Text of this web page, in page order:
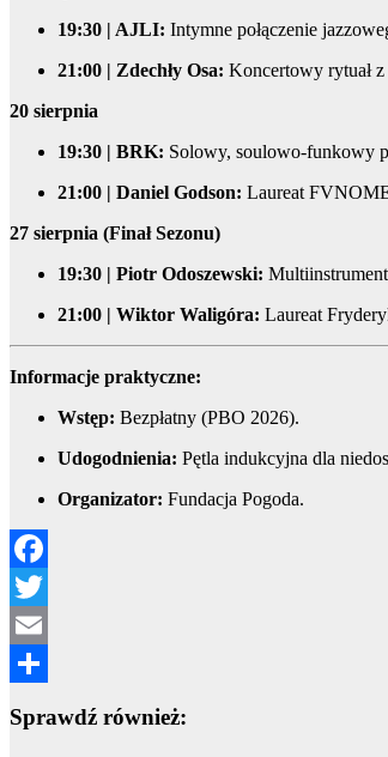
19:30 | AJLI: Intymne połączenie
21:00 | Zdechły Osa: Koncertowy rytuał
20 sierpnia
19:30 | BRK: Solowy, soulowo-funkowy
21:00 | Daniel Godson: Laureat
27 sierpnia (Finał Sezonu)
19:30 | Piotr Odoszewski:
21:00 | Wiktor Waligóra: Laureat
Informacje praktyczne:
Wstęp: Bezpłatny (PBO 2026).
Udogodnienia: Pętla indukcyjna dla
Organizator: Fundacja Pogoda.
Facebook
Twitter
Email
Sprawdź również: